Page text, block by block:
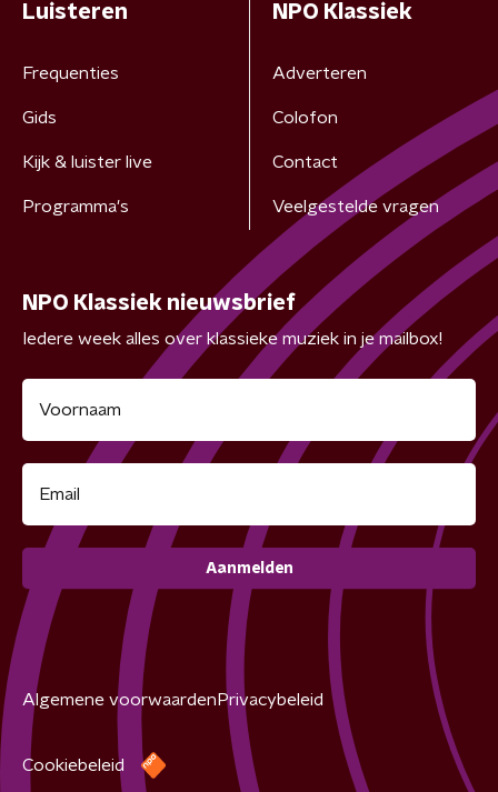
Luisteren
Frequenties
Gids
Kijk & luister live
Programma's
NPO Klassiek
Adverteren
Colofon
Contact
Veelgestelde vragen
NPO Klassiek nieuwsbrief
Iedere week alles over klassieke muziek in je mailbox!
Aanmelden
Algemene voorwaarden Privacybeleid
Cookiebeleid